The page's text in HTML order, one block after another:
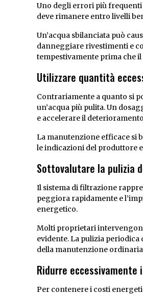
Uno degli errori più frequenti
deve rimanere entro livelli
Un’acqua sbilanciata può
danneggiare rivestimenti e
tempestivamente prima che
Utilizzare quantità
Contrariamente a quanto si
un’acqua più pulita. Un
e accelerare il
La manutenzione efficace si
le indicazioni del produttore
Sottovalutare la pulizia
Il sistema di filtrazione
peggiora rapidamente e
energetico.
Molti proprietari
evidente. La pulizia
della manutenzione
Ridurre
Per contenere i costi